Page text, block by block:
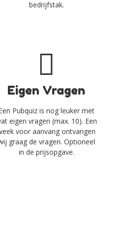
bedrijfstak.
Eigen Vragen
Pubquiz is nog leuker met
eigen vragen (max. 10). Een
voor aanvang ontvangen
graag de vragen. Optioneel
in de prijsopgave.